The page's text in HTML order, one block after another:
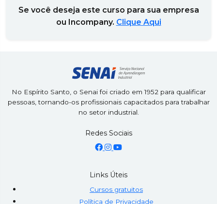
Se você deseja este curso para sua empresa
ou Incompany. Clique Aqui
No Espírito Santo, o Senai foi criado em 1952 para qualificar
pessoas, tornando-os profissionais capacitados para trabalhar
no setor industrial.
Redes Sociais
Links Úteis
Cursos gratuitos
Política de Privacidade